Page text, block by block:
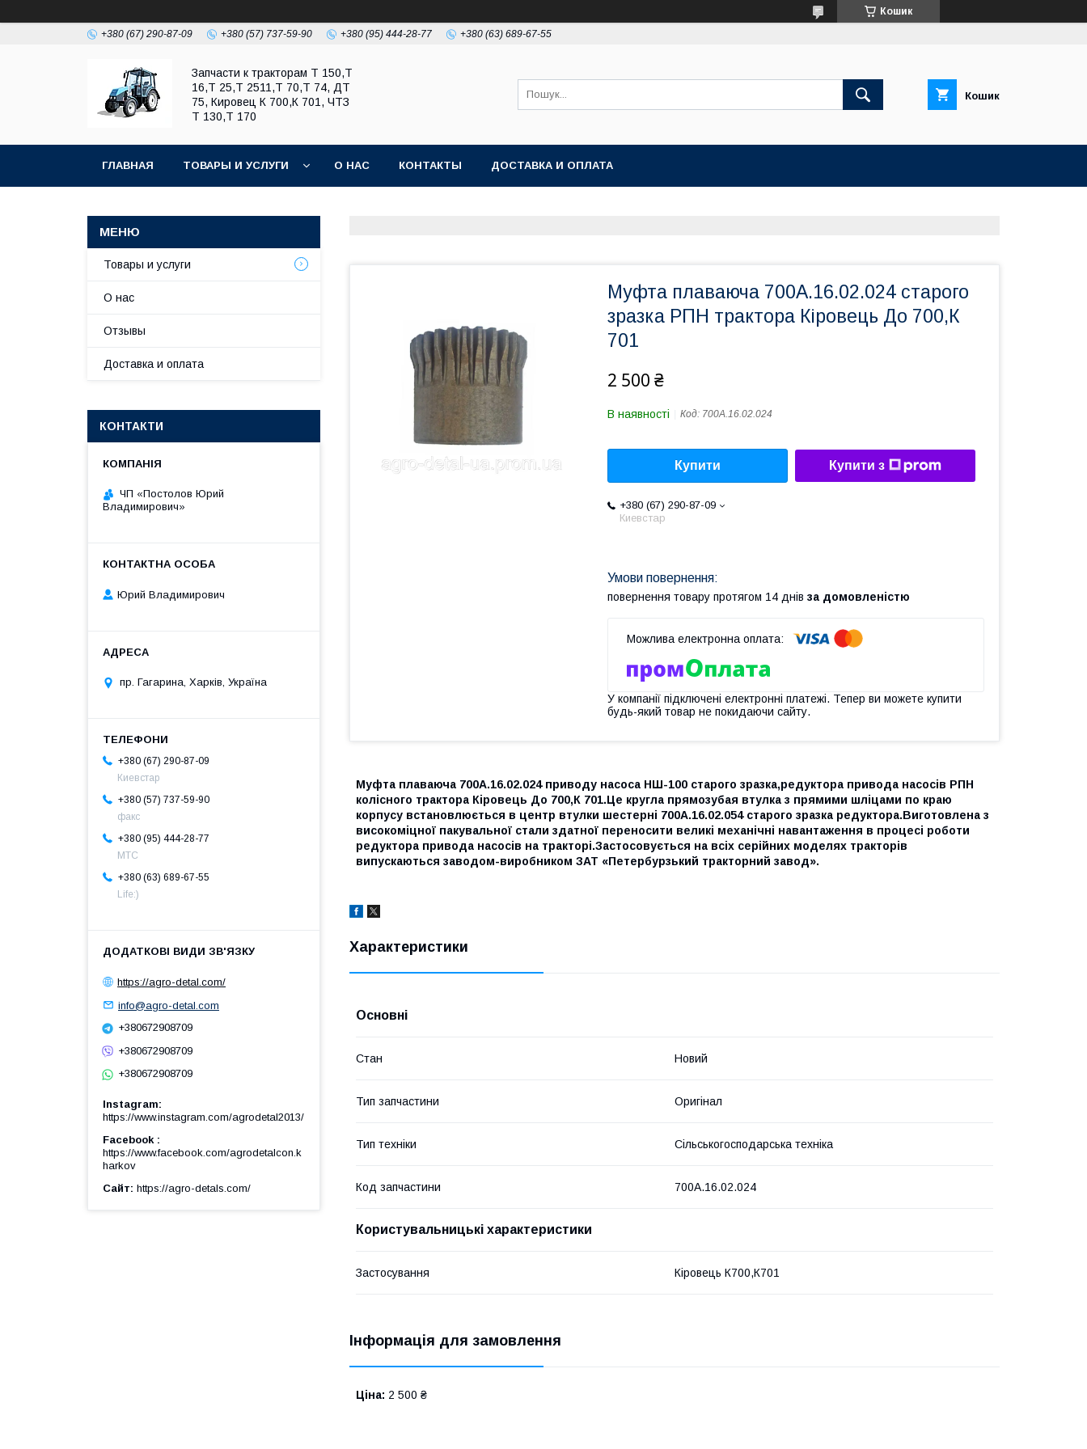
Кошик
+380 (67) 290-87-09 +380 (57) 737-59-90 +380 (95) 444-28-77 +380 (63) 689-67-55
Запчасти к тракторам Т 150,Т
16,Т 25,Т 2511,Т 70,Т 74, ДТ
75, Кировец К 700,К 701, ЧТЗ
Т 130,Т 170
Кошик
ГЛАВНАЯ ТОВАРЫ И УСЛУГИ О НАС КОНТАКТЫ ДОСТАВКА И ОПЛАТА
Муфта плаваюча 700А.16.02.024 старого
зразка РПН трактора Кіровець До 700,К
701
2 500 ₴
В наявності Код: 700А.16.02.024
Купити Купити з
+380 (67) 290-87-09
Киевстар
повернення товару протягом 14 днів за домовленістю
У компанії підключені електронні платежі. Тепер ви можете купити
будь-який товар не покидаючи сайту.
Муфта плаваюча 700А.16.02.024 приводу насоса НШ-100 старого зразка,редуктора привода насосів РПН
колісного трактора Кіровець До 700,К 701.Це кругла прямозубая втулка з прямими шліцами по краю
корпусу встановлюється в центр втулки шестерні 700А.16.02.054 старого зразка редуктора.Виготовлена з
високоміцної пакувальної стали здатної переносити великі механічні навантаження в процесі роботи
редуктора привода насосів на тракторі.Застосовується на всіх серійних моделях тракторів
випускаються заводом-виробником ЗАТ «Петербурзький тракторний завод».
Характеристики
Основні
Стан Новий
Тип запчастини Оригінал
Тип техніки Сільськогосподарська техніка
Код запчастини 700А.16.02.024
Користувальницькі характеристики
Застосування Кіровець К700,К701
Інформація для замовлення
Ціна: 2 500 ₴
Товары и услуги
О нас
Отзывы
Доставка и оплата
КОНТАКТИ
ЧП «Постолов Юрий
Владимирович»
Юрий Владимирович
пр. Гагарина, Харків, Україна
+380 (67) 290-87-09
Киевстар
+380 (57) 737-59-90
факс
+380 (95) 444-28-77
МТС
+380 (63) 689-67-55
Life:)
https://agro-detal.com/
info@agro-detal.com
+380672908709
+380672908709
+380672908709
Instagram
https://www.instagram.com/agrodetal2013/
Facebook
https://www.facebook.com/agrodetalcon.k
harkov
Сайт https://agro-detals.com/